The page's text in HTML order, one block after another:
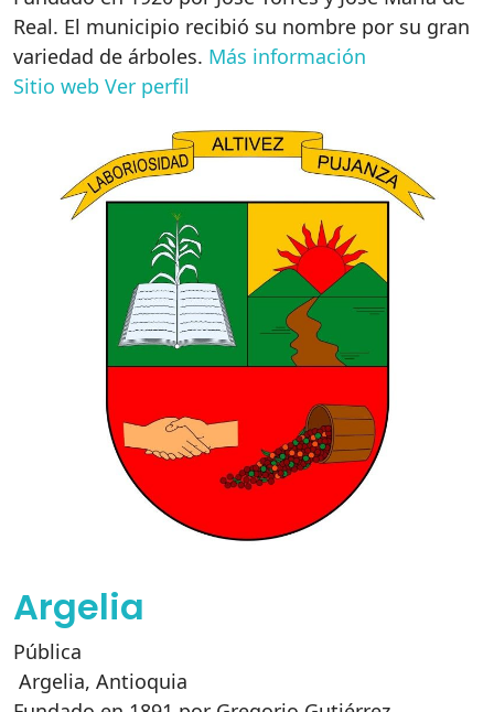
Real. El municipio recibió su nombre por su gran
variedad de árboles. Más información
Sitio web Ver perfil
Argelia
Pública
Argelia, Antioquia